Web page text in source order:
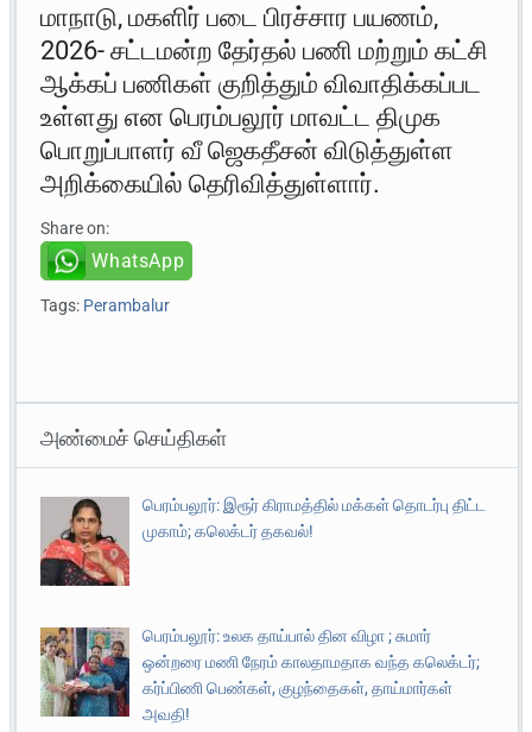
மாநாடு, மகளிர் படை பிரச்சார பயணம்,
2026- சட்டமன்ற தேர்தல் பணி மற்றும் கட்சி
ஆக்கப் பணிகள் குறித்தும் விவாதிக்கப்பட
உள்ளது என பெரம்பலூர் மாவட்ட திமுக
பொறுப்பாளர் வீ ஜெகதீசன் விடுத்துள்ள
அறிக்கையில் தெரிவித்துள்ளார்.
Share on:
WhatsApp
Tags: Perambalur
அண்மைச் செய்திகள்
பெரம்பலூர்: இரூர் கிராமத்தில் மக்கள் தொடர்பு திட்ட
முகாம்; கலெக்டர் தகவல்!
பெரம்பலூர்: உலக தாய்பால் தின விழா ; சுமார்
ஒன்றரை மணி நேரம் காலதாமதாக வந்த கலெக்டர்;
கர்ப்பிணி பெண்கள், குழந்தைகள், தாய்மார்கள்
அவதி!